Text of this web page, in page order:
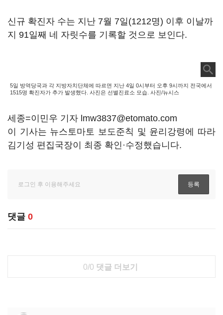
신규 확진자 수는 지난 7월 7일(1212명) 이후 이날까
지 91일째 네 자릿수를 기록할 것으로 보인다.
5일 방역당국과 각 지방자치단체에 따르면 지난 4일 0시부터 오후 9시까지 전국에서
1515명 확진자가 추가 발생했다. 사진은 선별진료소 모습. 사진/뉴시스
세종=이민우 기자 lmw3837@etomato.com
이 기사는 뉴스토마토 보도준칙 및 윤리강령에 따라
김기성 편집국장이 최종 확인·수정했습니다.
댓글 0
0/0 댓글 더보기